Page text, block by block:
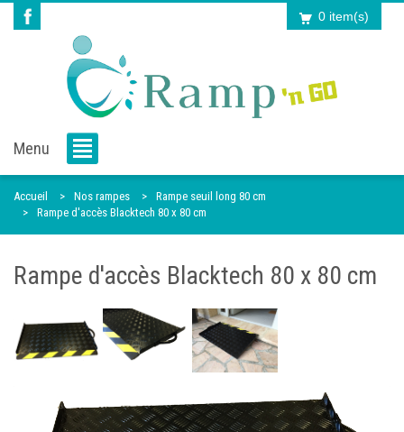
0 item(s)
Menu
Accueil Nos rampes
Rampe seuil long 80 cm
Rampe d'accès Blacktech 80 x 80 cm
Rampe d'accès Blacktech 80 x 80 cm